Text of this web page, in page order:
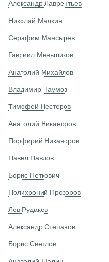
Александр Лаврентьев
Николай Малкин
Серафим Мансырев
Гавриил Меньшиков
Анатолий Михайлов
Владимир Наумов
Тимофей Нестеров
Анатолий Никаноров
Порфирий Никаноров
Павел Павлов
Борис Петкович
Полихроний Прозоров
Лев Рудаков
Александр Степанов
Борис Светлов